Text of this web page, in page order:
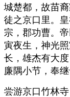
城楚都，故苗
徒之京口里。
宗，郡功曹。
寅夜生，神光
长，雄杰有大
廉隅小节，奉继
尝游京口竹林